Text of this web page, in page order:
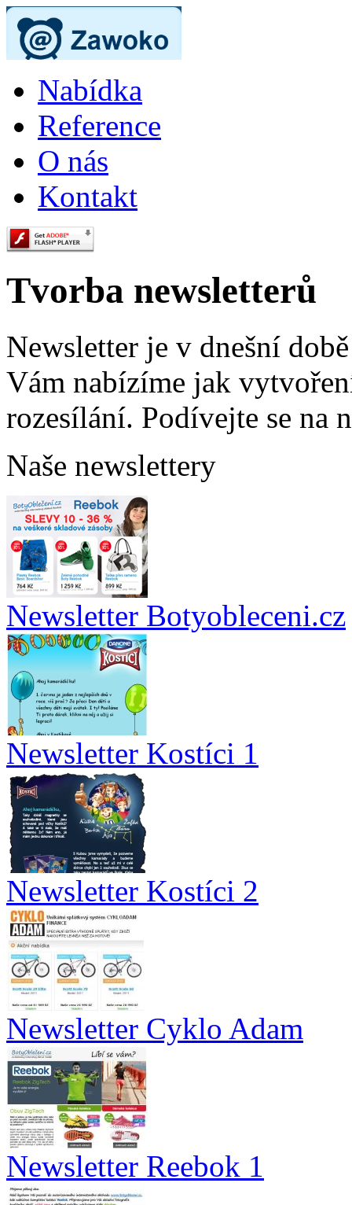
Nabídka
Reference
O nás
Kontakt
Tvorba newsletterů
Newsletter je v dnešní
Vám nabízíme jak
rozesílání. Podívejte se na
Naše newslettery
Newsletter Botyobleceni.cz
Newsletter Kostíci 1
Newsletter Kostíci 2
Newsletter Cyklo Adam
Newsletter Reebok 1